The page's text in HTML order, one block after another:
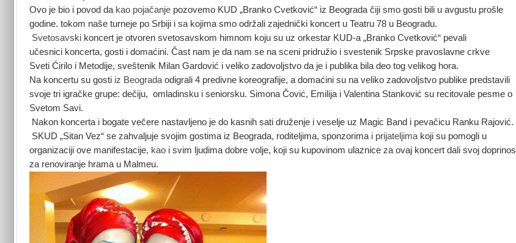
Ovo je bio i povod da kao pojačanje pozovemo KUD „Branko Cvetković“ iz Beograda čiji smo gosti bili u avgustu prošle
godine. tokom naše turneje po Srbiji i sa kojima smo održali zajednički koncert u Teatru 78 u Beogradu.
Svetosavski koncert je otvoren svetosavskom himnom koju su uz orkestar KUD-a „Branko Cvetković“ pevali
učesnici koncerta, gosti i domaćini. Čast nam je da nam se na sceni pridružio i svestenik Srpske pravoslavne crkve
Sveti Ćirilo i Metodije, sveštenik Milan Gardović i veliko zadovoljstvo da je i publika bila deo tog velikog hora.
Na koncertu su gosti iz Beograda odigrali 4 predivne koreografije, a domaćini su na veliko zadovoljstvo publike predstavili
svoje tri igračke grupe: dečiju, omladinsku i seniorsku. Simona Čović, Emilija i Valentina Stanković su recitovale pesme o
Svetom Savi.
Nakon koncerta i bogate večere nastavljeno je do kasnih sati druženje i veselje uz Magic Band i pevačicu Ranku Rajović.
SKUD „Sitan Vez“ se zahvaljuje svojim gostima iz Beograda, roditeljima, sponzorima i prijateljima koji su pomogli u
organizaciji ove manifestacije, kao i svim ljudima dobre volje, koji su kupovinom ulaznice za ovaj koncert dali svoj doprinos
za renoviranje hrama u Malmeu.